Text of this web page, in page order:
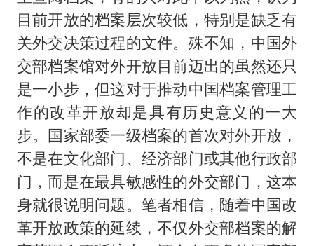
目前开放的档案层次较低，特别是缺乏有
关外交决策过程的文件。殊不知，中国外
交部档案馆对外开放目前迈出的虽然还只
是一小步，但这对于推动中国档案管理工
作的改革开放却是具有历史意义的一大
步。国家部委一级档案的首次对外开放，
不是在文化部门、经济部门或其他行政部
门，而是在最具敏感性的外交部门，这本
身就很说明问题。笔者相信，随着中国改
革开放政策的延续，不仅外交部档案的解